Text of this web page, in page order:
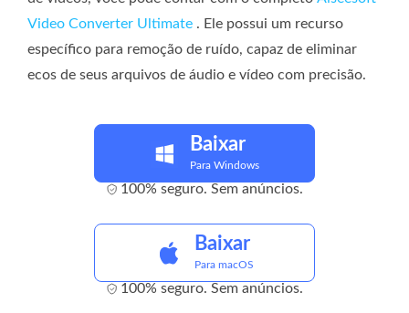
Video Converter Ultimate . Ele possui um recurso
específico para remoção de ruído, capaz de eliminar
ecos de seus arquivos de áudio e vídeo com precisão.
Baixar
Para Windows
100% seguro. Sem anúncios.
Baixar
Para macOS
100% seguro. Sem anúncios.